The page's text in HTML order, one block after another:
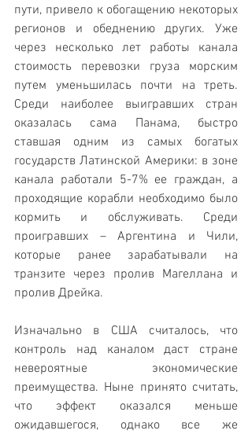
пути, привело к обогащению некоторых
регионов и обеднению других. Уже
через несколько лет работы канала
стоимость перевозки груза морским
путем уменьшилась почти на треть.
Среди наиболее выигравших стран
оказалась сама Панама, быстро
ставшая одним из самых богатых
государств Латинской Америки: в зоне
канала работали 5-7% ее граждан, а
проходящие корабли необходимо было
кормить и обслуживать. Среди
проигравших – Аргентина и Чили,
которые ранее зарабатывали на
транзите через пролив Магеллана и
пролив Дрейка.
Изначально в США считалось, что
контроль над каналом даст стране
невероятные экономические
преимущества. Ныне принято считать,
что эффект оказался меньше
ожидавшегося, однако все же